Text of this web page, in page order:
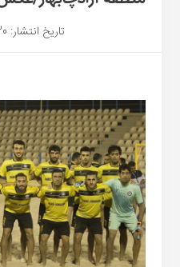
تاریخ انتشار: 30 سپتامبر 2018